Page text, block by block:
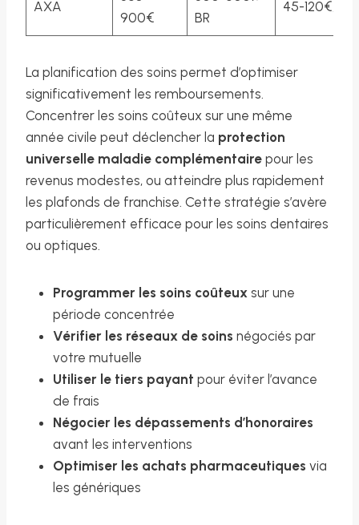
AXA
900€
BR
45-120€/
La planification des soins permet d’optimiser
significativement les remboursements.
Concentrer les soins coûteux sur une même
année civile peut déclencher la protection
universelle maladie complémentaire pour les
revenus modestes, ou atteindre plus rapidement
les plafonds de franchise. Cette stratégie s’avère
particulièrement efficace pour les soins dentaires
ou optiques.
Programmer les soins coûteux sur une
période concentrée
Vérifier les réseaux de soins négociés par
votre mutuelle
Utiliser le tiers payant pour éviter l’avance
de frais
Négocier les dépassements d’honoraires
avant les interventions
Optimiser les achats pharmaceutiques via
les génériques